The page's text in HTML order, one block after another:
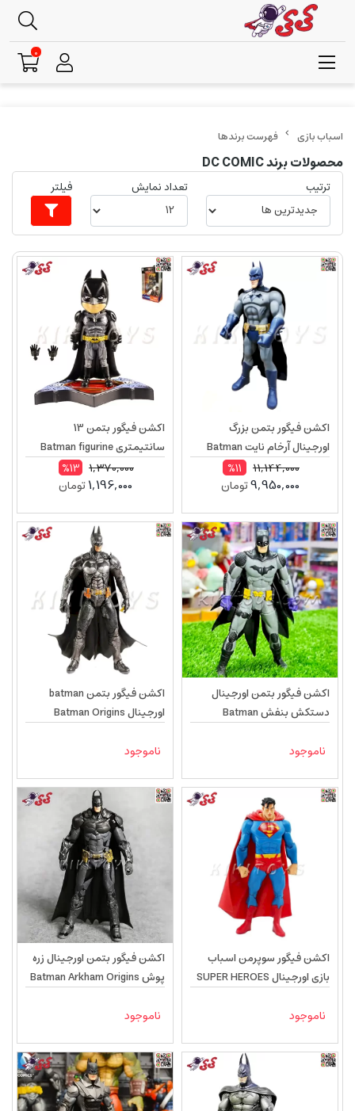
فهرست برندها
محصولات برند DC COMIC
ترتیب تعداد نمایش فیلتر
اکشن فیگور بتمن بزرگ
اورجینال آرخام نایت Batman
Origins 50342
11,144,000
%11
9,950,000تومان
اکشن فیگور بتمن 13
سانتیمتری Batman figurine
Collectible 00918
1,370,000
%13
1,196,000تومان
اکشن فیگور بتمن اورجینال
دستکش بنفش Batman
ناموجود
اکشن فیگور بتمن batman
اورجینال Batman Origins
ناموجود
اکشن فیگور سوپرمن اسباب
بازی اورجینال SUPER HEROES
ناموجود
اکشن فیگور بتمن اورجینال زره
پوش Batman Arkham Origins
ناموجود
0